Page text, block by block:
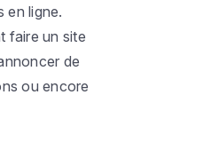
en ligne.
faire un site
de
ou encore